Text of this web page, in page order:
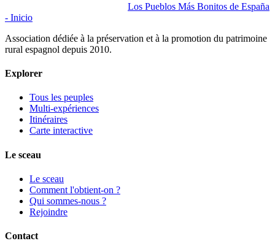
Los Pueblos Más Bonitos de España
- Inicio
Association dédiée à la préservation et à la promotion du patrimoine
rural espagnol depuis 2010.
Explorer
Tous les peuples
Multi-expériences
Itinéraires
Carte interactive
Le sceau
Le sceau
Comment l'obtient-on ?
Qui sommes-nous ?
Rejoindre
Contact